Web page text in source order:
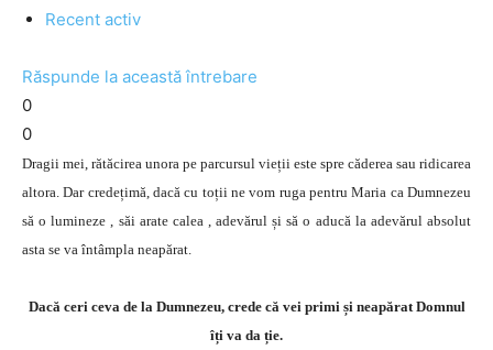
Recent activ
Răspunde la această întrebare
0
0
Dragii mei, rătăcirea unora pe parcursul vieții este spre căderea sau ridicarea
altora. Dar credețimă, dacă cu toții ne vom ruga pentru Maria ca Dumnezeu
să o lumineze , săi arate calea , adevărul și să o aducă la adevărul absolut
asta se va întâmpla neapărat.
Dacă ceri ceva de la Dumnezeu, crede că vei primi și neapărat Domnul
îți va da ție.